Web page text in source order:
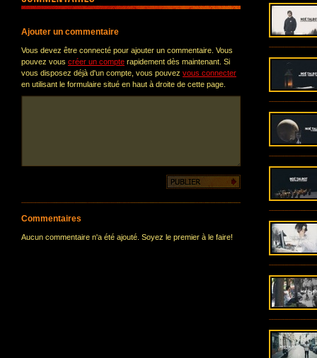
Ajouter un commentaire
Vous devez être connecté pour ajouter un commentaire. Vous
pouvez vous créer un compte rapidement dès maintenant. Si
vous disposez déjà d'un compte, vous pouvez vous connecter
en utilisant le formulaire situé en haut à droite de cette page.
Commentaires
Aucun commentaire n'a été ajouté. Soyez le premier à le faire!